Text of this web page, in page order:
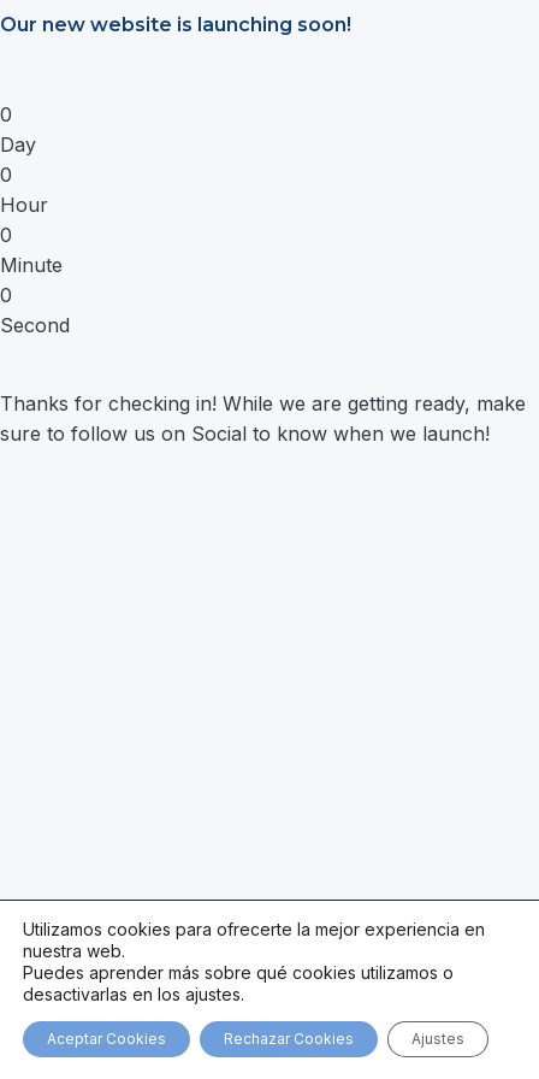
Saltar
Our new website is launching soon!
0
Day
0
Hour
0
Minute
0
Second
Thanks for checking in! While we are getting ready, make
sure to follow us on Social to know when we launch!
Utilizamos cookies para ofrecerte la mejor experiencia en
nuestra web.
Puedes aprender más sobre qué cookies utilizamos o
desactivarlas en los ajustes.
Aceptar Cookies Rechazar Cookies Ajustes